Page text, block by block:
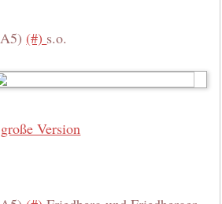
(#) s.o.
große Version